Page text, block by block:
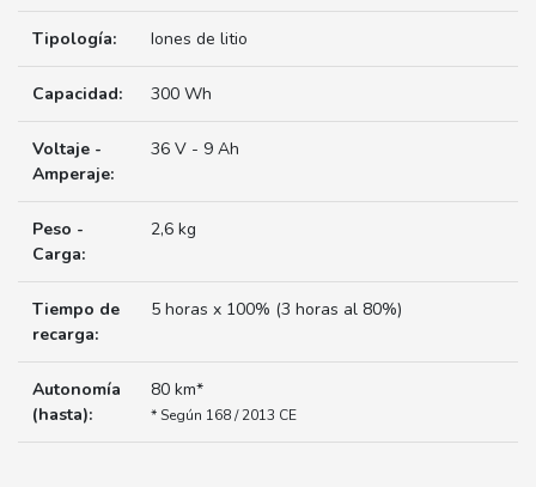
Tipología: Iones de litio
Capacidad: 300 Wh
Voltaje -
Amperaje:
36 V - 9 Ah
Peso -
Carga:
2,6 kg
Tiempo de
recarga:
5 horas x 100% (3 horas al 80%)
Autonomía
(hasta):
80 km*
* Según 168 / 2013 CE